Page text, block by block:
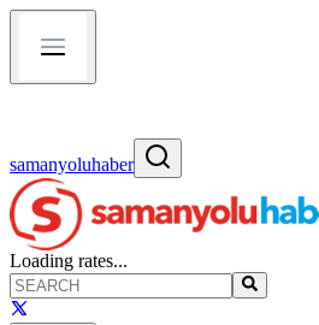
samanyoluhaber
Loading rates...